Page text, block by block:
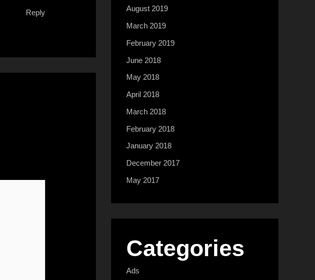
Reply
August 2019
March 2019
February 2019
June 2018
May 2018
April 2018
March 2018
February 2018
January 2018
December 2017
May 2017
Categories
Ads